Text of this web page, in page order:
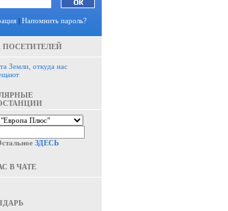
| Напомнить пароль?
ПОСЕТИТЕЛЕЙ
ЗДЕСЬ
В ЧАТЕ